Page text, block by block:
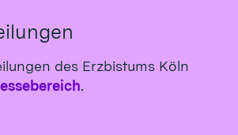
des Erzbistums Köln
.